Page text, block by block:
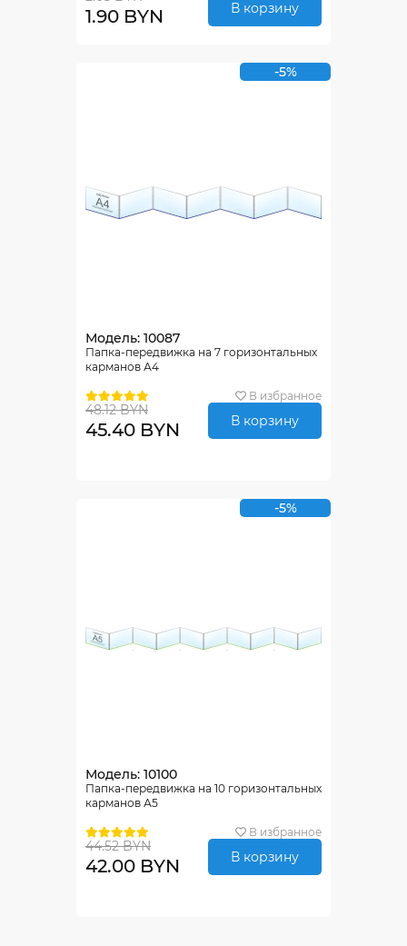
1.90 BYN В корзину
-5%
Модель: 10087
Папка-передвижка на 7 горизонтальных
карманов А4
В избранное
48.12 BYN
45.40 BYN В корзину
-5%
Модель: 10100
Папка-передвижка на 10 горизонтальных
карманов А5
В избранное
44.52 BYN
42.00 BYN В корзину